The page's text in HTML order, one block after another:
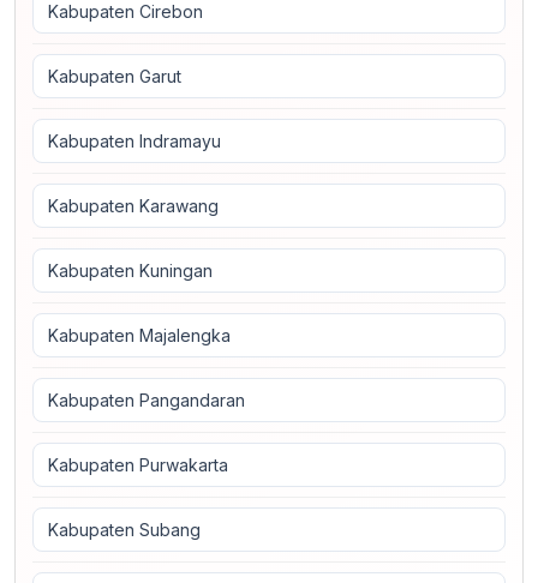
Kabupaten Cirebon
Kabupaten Garut
Kabupaten Indramayu
Kabupaten Karawang
Kabupaten Kuningan
Kabupaten Majalengka
Kabupaten Pangandaran
Kabupaten Purwakarta
Kabupaten Subang